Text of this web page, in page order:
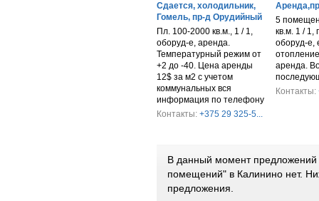
Сдается, холодильник,
Гомель, пр-д Орудийный
Пл. 100-2000 кв.м., 1 / 1,
оборуд-е, аренда.
Температурный режим от
+2 до -40. Цена аренды
12$ за м2 с учетом
коммунальных вся
информация по телефону
Контакты: +375 29 325-5...
5
кв.м. 1 / 1,
оборуд-е,
аренда.
Контакты:
В данный момент предложений
помещений" в Калинино нет.
предложения.